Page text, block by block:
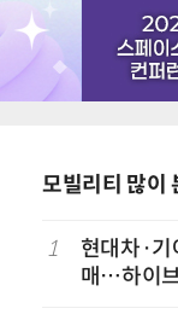
모빌리티 많이
1
현대차·기
매…하이